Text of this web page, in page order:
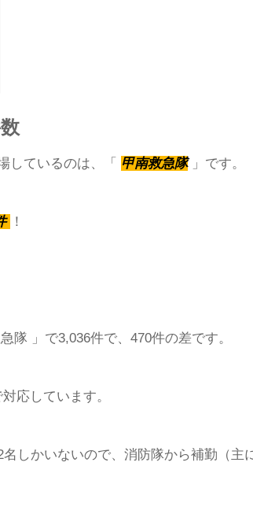
しているのは、「 甲南救急隊」です。
！
隊 」で3,036件で、470件の差です。
応しています。
しかいないので、消防隊から補勤（主